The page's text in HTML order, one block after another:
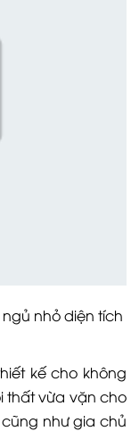
nhỏ diện tích
kế cho không
thất vừa vặn cho
như gia chủ